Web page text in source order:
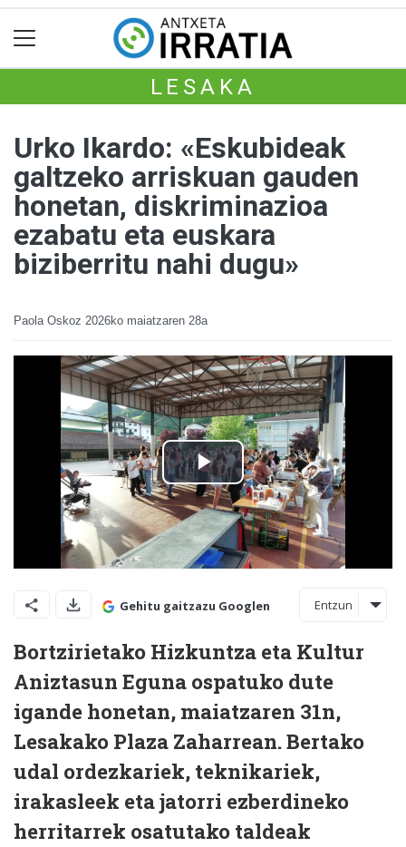
LESAKA
Urko Ikardo: «Eskubideak
galtzeko arriskuan gauden
honetan, diskriminazioa
ezabatu eta euskara
biziberritu nahi dugu»
Paola Oskoz 2026ko maiatzaren 28a
Gehitu gaitzazu Googlen Entzun
Bortzirietako Hizkuntza eta Kultur
Aniztasun Eguna ospatuko dute
igande honetan, maiatzaren 31n,
Lesakako Plaza Zaharrean. Bertako
udal ordezkariek, teknikariek,
irakasleek eta jatorri ezberdineko
herritarrek osatutako taldeak